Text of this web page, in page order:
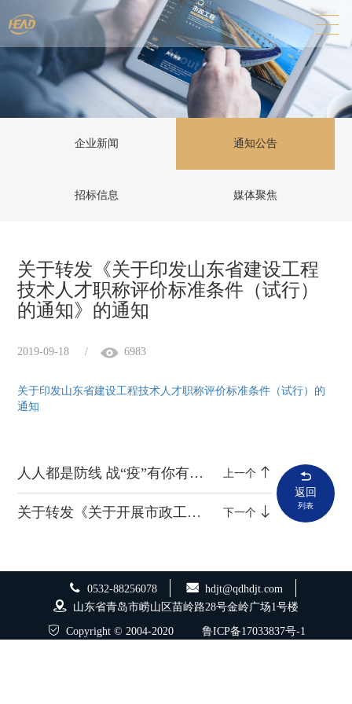
企业新闻 通知公告
招标信息 媒体聚焦
关于转发《关于印发山东省建设工程
技术人才职称评价标准条件（试行）
的通知》的通知
2019-09-18 / 6983
关于印发山东省建设工程技术人才职称评价标准条件（试行）的
通知
人人都是防线 战“疫”有你有我 ——致广大市民朋友们的一封信 上一个
关于转发《关于开展市政工程及城市轨道交通工程落实施工方案专项行动实施方案》的通知 下一个
返回
列表
0532-88256078
hdjt@qdhdjt.com
山东省青岛市崂山区苗岭路28号金岭广场1号楼
Copyright © 2004-2020 鲁ICP备17033837号-1